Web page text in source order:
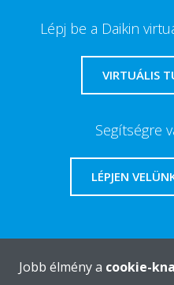
Lépj be a Daikin
VIRTUÁLIS
Segítségre
LÉPJEN
A Daikin-ról
Jobb élmény a cookie-